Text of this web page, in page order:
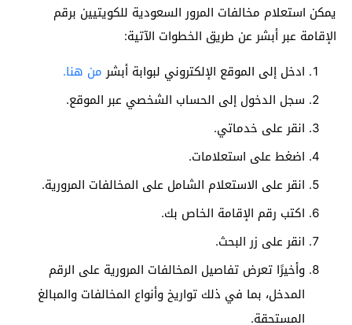
يمكن استعلام مخالفات المرور السعودية للكويتيين برقم
الإقامة عبر أبشر عن طريق الخطوات الآتية:
ادخل إلى الموقع الإلكتروني لبوابة أبشر من هنا.
سجل الدخول إلى الحساب الشخصي عبر الموقع.
انقر على خدماتي.
اضغط على استعلامات.
انقر على الاستعلام الشامل على المخالفات المرورية.
اكتب رقم الإقامة الخاص بك.
انقر على زر البحث.
وأخيرًا تعرض تفاصيل المخالفات المرورية على الرقم
المدخل، بما في ذلك تواريخ وأنواع المخالفات والمبالغ
المستحقة.